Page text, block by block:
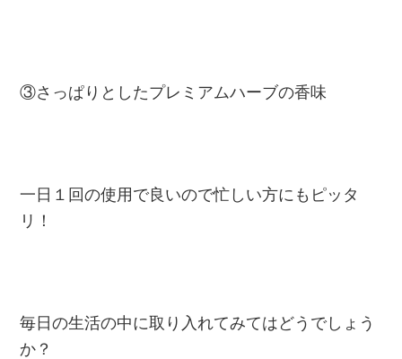
③さっぱりとしたプレミアムハーブの香味
一日１回の使用で良いので忙しい方にもピッタ
リ！
毎日の生活の中に取り入れてみてはどうでしょう
か？